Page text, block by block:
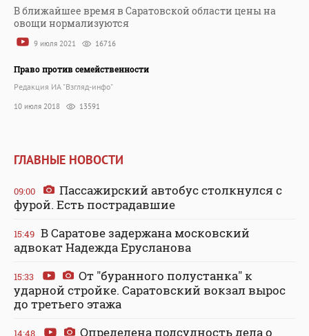
В ближайшее время в Саратовской области цены на
овощи нормализуются
9 июля 2021 16716
Право против семейственности
Редакция ИА "Взгляд-инфо"
10 июля 2018 13591
ГЛАВНЫЕ НОВОСТИ
09:00
Пассажирский автобус столкнулся с
фурой. Есть пострадавшие
15:49 В Саратове задержана московский
адвокат Надежда Ерусланова
15:33
От "буранного полустанка" к
ударной стройке. Саратовский вокзал вырос
до третьего этажа
14:48
Определена подсудность дела о